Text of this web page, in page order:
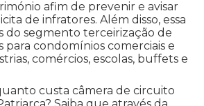
afim de prevenir e avisar
de infratores. Além disso, essa
do segmento terceirização de
para condomínios comerciais e
comércios, escolas, buffets e
custa câmera de circuito